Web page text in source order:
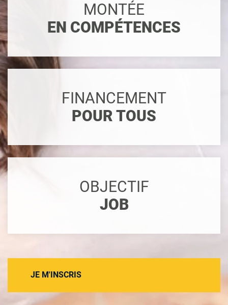
MONTÉE
EN COMPÉTENCES
FINANCEMENT
POUR TOUS
OBJECTIF
JOB
JE M'INSCRIS